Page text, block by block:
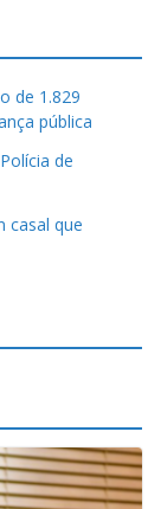
de 1.829
pública
de
casal que